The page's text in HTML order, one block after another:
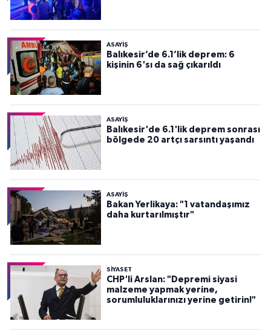
ASAYİŞ
Balıkesir’de 6.1’lik deprem: 6
kişinin 6'sı da sağ çıkarıldı
ASAYİŞ
Balıkesir'de 6.1'lik deprem sonrası
bölgede 20 artçı sarsıntı yaşandı
ASAYİŞ
Bakan Yerlikaya: "1 vatandaşımız
daha kurtarılmıştır"
SİYASET
CHP'li Arslan: "Depremi siyasi
malzeme yapmak yerine,
sorumluluklarınızı yerine getirin!"